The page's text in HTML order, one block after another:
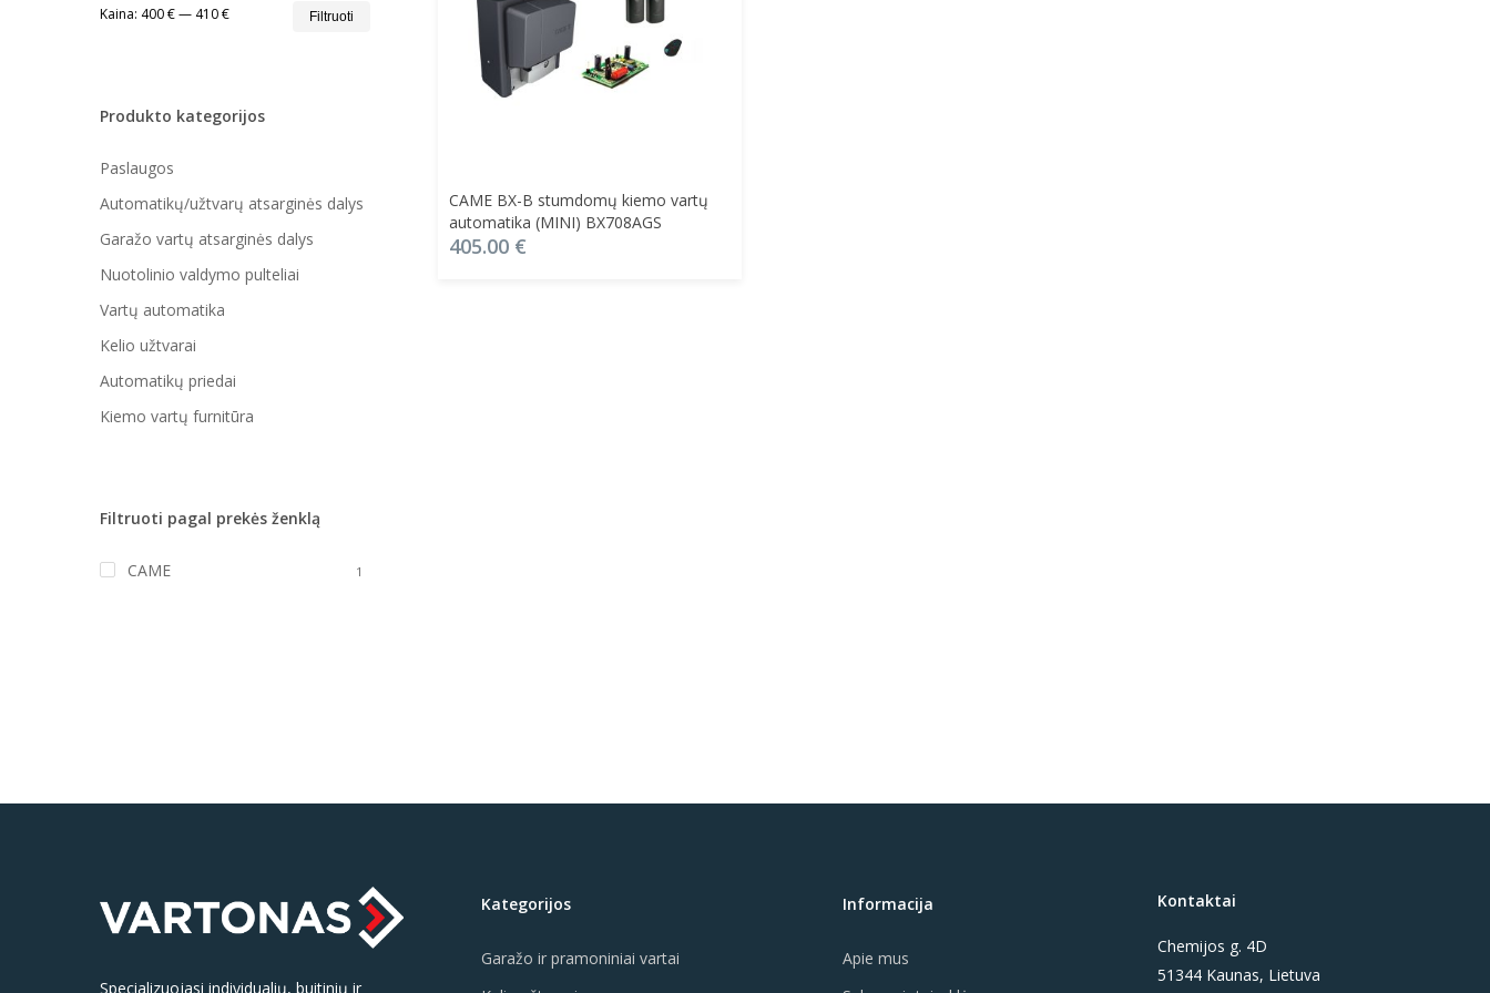
Filtruoti
Kaina: 400 €— 410 €
Produkto kategorijos
Paslaugos
Automatikų/užtvarų atsarginės dalys
Garažo vartų atsarginės dalys
Nuotolinio valdymo pulteliai
Vartų automatika
Kelio užtvarai
Automatikų priedai
Kiemo vartų furnitūra
Filtruoti pagal prekės ženklą
CAME 1
Į Krepšelį
CAME BX-B stumdomų kiemo vartų
automatika (MINI) BX708AGS
405.00 €
Specializuojasi individualių, buitinių ir
Kategorijos
Garažo ir pramoniniai vartai
Informacija
Apie mus
Kontaktai
Chemijos g. 4D
51344 Kaunas, Lietuva